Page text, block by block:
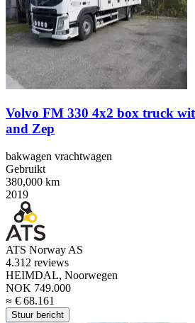
Volvo FM 330 4x2 box truck
and Zep
bakwagen vrachtwagen
Gebruikt
380,000 km
2019
ATS Norway AS
4.312 reviews
HEIMDAL, Noorwegen
NOK 749.000
≈ € 68.161
Stuur bericht